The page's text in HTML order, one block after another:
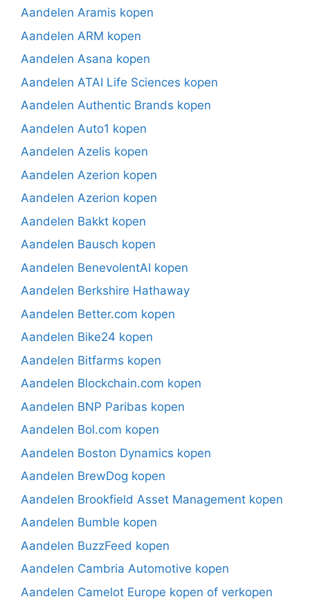
Aandelen Aramis kopen
Aandelen ARM kopen
Aandelen Asana kopen
Aandelen ATAI Life Sciences kopen
Aandelen Authentic Brands kopen
Aandelen Auto1 kopen
Aandelen Azelis kopen
Aandelen Azerion kopen
Aandelen Azerion kopen
Aandelen Bakkt kopen
Aandelen Bausch kopen
Aandelen BenevolentAI kopen
Aandelen Berkshire Hathaway
Aandelen Better.com kopen
Aandelen Bike24 kopen
Aandelen Bitfarms kopen
Aandelen Blockchain.com kopen
Aandelen BNP Paribas kopen
Aandelen Bol.com kopen
Aandelen Boston Dynamics kopen
Aandelen BrewDog kopen
Aandelen Brookfield Asset Management kopen
Aandelen Bumble kopen
Aandelen BuzzFeed kopen
Aandelen Cambria Automotive kopen
Aandelen Camelot Europe kopen of verkopen